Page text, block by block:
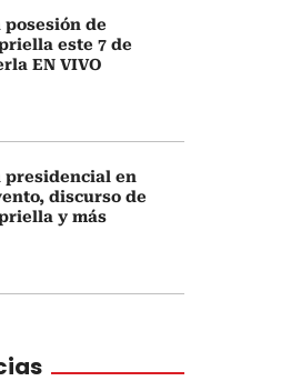
posesión de
este 7 de
EN VIVO
presidencial en
discurso de
y más